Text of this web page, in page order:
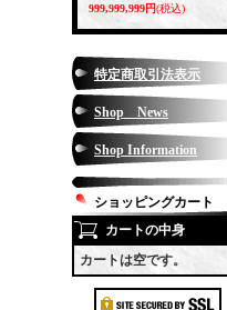
999,999,999円(税込)
特定商取引法表示
Shop News
Shop Information
ショッピングカート
カートの中身
カートは空です。